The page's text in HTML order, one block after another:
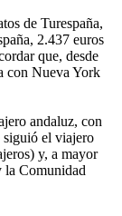
de Turespaña,
2.437 euros
que, desde
con Nueva York
andaluz, con
el viajero
y, a mayor
la Comunidad